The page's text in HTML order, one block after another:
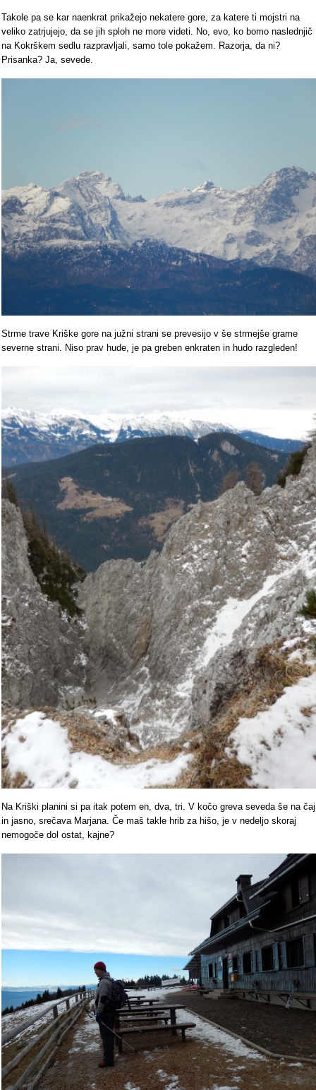
Takole pa se kar naenkrat prikažejo nekatere gore, za katere ti mojstri na
veliko zatrjujejo, da se jih sploh ne more videti. No, evo, ko bomo naslednjič
na Kokrškem sedlu razpravljali, samo tole pokažem. Razorja, da ni?
Prisanka? Ja, sevede.
Strme trave Kriške gore na južni strani se prevesijo v še strmejše grame
severne strani. Niso prav hude, je pa greben enkraten in hudo razgleden!
Na Kriški planini si pa itak potem en, dva, tri. V kočo greva seveda še na čaj
in jasno, srečava Marjana. Če maš takle hrib za hišo, je v nedeljo skoraj
nemogoče dol ostat, kajne?